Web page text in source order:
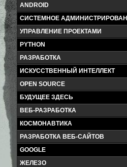
ANDROID
СИСТЕМНОЕ
УПРАВЛЕНИЕ ПРОЕКТАМИ
PYTHON
РАЗРАБОТКА
ИСКУССТВЕННЫЙ ИНТЕЛЛЕКТ
OPEN SOURCE
БУДУЩЕЕ ЗДЕСЬ
ВЕБ-РАЗРАБОТКА
КОСМОНАВТИКА
РАЗРАБОТКА ВЕБ-САЙТОВ
GOOGLE
ЖЕЛЕЗО